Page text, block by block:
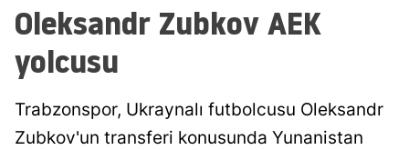
Oleksandr Zubkov AEK
yolcusu
Trabzonspor, Ukraynalı futbolcusu Oleksandr
Zubkov'un transferi konusunda Yunanistan